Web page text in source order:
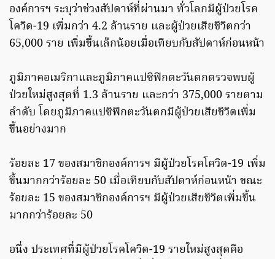
องค์การฯ ระบุว่าช่วงสัปดาห์ที่ผ่านมา ทั่วโลกมีผู้ป่วยโรค
โควิด-19 เพิ่มกว่า 4.2 ล้านราย และผู้ป่วยเสียชีวิตกว่า
65,000 ราย เพิ่มขึ้นเล็กน้อยเมื่อเทียบกับสัปดาห์ก่อนหน้า
ภูมิภาคอเมริกาและภูมิภาคแปซิฟิกตะวันตกตรวจพบผู้
ป่วยใหม่สูงสุดที่ 1.3 ล้านราย และกว่า 375,000 รายตาม
ลำดับ โดยภูมิภาคแปซิฟิกตะวันตกมีผู้ป่วยเสียชีวิตเพิ่ม
ขึ้นอย่างมาก
ร้อยละ 17 ของสมาชิกองค์การฯ มีผู้ป่วยโรคโควิด-19 เพิ่ม
ขึ้นมากกว่าร้อยละ 50 เมื่อเทียบกับสัปดาห์ก่อนหน้า ขณะ
ร้อยละ 15 ของสมาชิกองค์การฯ มีผู้ป่วยเสียชีวิตเพิ่มขึ้น
มากกว่าร้อยละ 50
อนึ่ง ประเทศที่มีผู้ป่วยโรคโควิด-19 รายใหม่สูงสุดคือ